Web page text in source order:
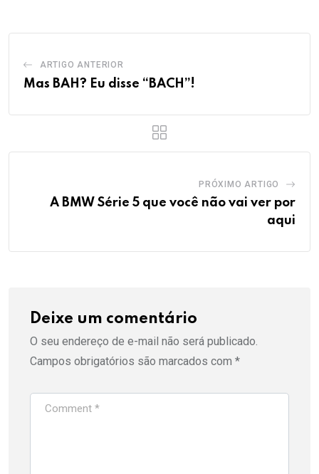
ARTIGO ANTERIOR
Mas BAH? Eu disse “BACH”!
PRÓXIMO ARTIGO
A BMW Série 5 que você não vai ver por
aqui
Deixe um comentário
O seu endereço de e-mail não será publicado.
Campos obrigatórios são marcados com *